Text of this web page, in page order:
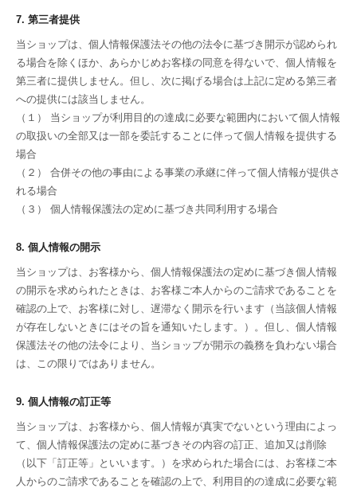
7. 第三者提供
当ショップは、個人情報保護法その他の法令に基づき開示が認められ
る場合を除くほか、あらかじめお客様の同意を得ないで、個人情報を
第三者に提供しません。但し、次に掲げる場合は上記に定める第三者
への提供には該当しません。
（１） 当ショップが利用目的の達成に必要な範囲内において個人情報
の取扱いの全部又は一部を委託することに伴って個人情報を提供する
場合
（２） 合併その他の事由による事業の承継に伴って個人情報が提供さ
れる場合
（３） 個人情報保護法の定めに基づき共同利用する場合
8. 個人情報の開示
当ショップは、お客様から、個人情報保護法の定めに基づき個人情報
の開示を求められたときは、お客様ご本人からのご請求であることを
確認の上で、お客様に対し、遅滞なく開示を行います（当該個人情報
が存在しないときにはその旨を通知いたします。）。但し、個人情報
保護法その他の法令により、当ショップが開示の義務を負わない場合
は、この限りではありません。
9. 個人情報の訂正等
当ショップは、お客様から、個人情報が真実でないという理由によっ
て、個人情報保護法の定めに基づきその内容の訂正、追加又は削除
（以下「訂正等」といいます。）を求められた場合には、お客様ご本
人からのご請求であることを確認の上で、利用目的の達成に必要な範